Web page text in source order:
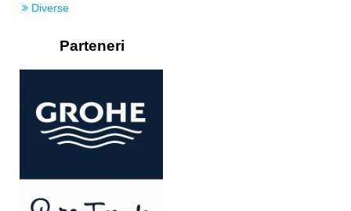
Diverse
Parteneri